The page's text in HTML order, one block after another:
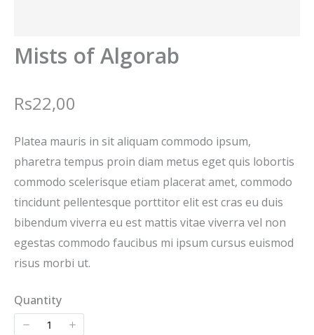
Mists of Algorab
N
w
Rs22,00
Platea mauris in sit aliquam commodo ipsum,
pharetra tempus proin diam metus eget quis lobortis
commodo scelerisque etiam placerat amet, commodo
tincidunt pellentesque porttitor elit est cras eu duis
bibendum viverra eu est mattis vitae viverra vel non
egestas commodo faucibus mi ipsum cursus euismod
risus morbi ut.
Quantity